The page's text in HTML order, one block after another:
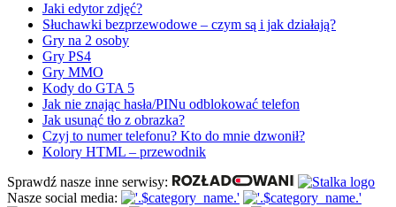
Jaki edytor zdjęć?
Słuchawki bezprzewodowe – czym są i jak działają?
Gry na 2 osoby
Gry PS4
Gry MMO
Kody do GTA 5
Jak nie znając hasła/PINu odblokować telefon
Jak usunąć tło z obrazka?
Czyj to numer telefonu? Kto do mnie dzwonił?
Kolory HTML – przewodnik
Sprawdź nasze inne serwisy:
Nasze social media: